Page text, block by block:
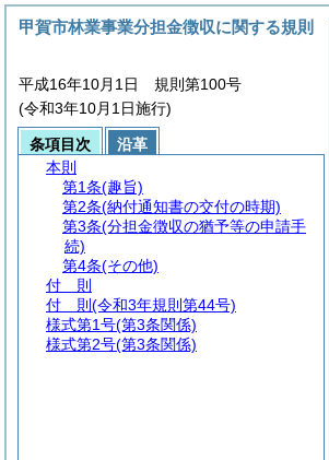
甲賀市林業事業分担金徴収に関する規則
平成16年10月1日 規則第100号
(令和3年10月1日施行)
条項目次
沿革
本則
第1条(趣旨)
第2条(納付通知書の交付の時期)
第3条(分担金徴収の猶予等の申請手
続)
第4条(その他)
付 則
付 則 (令和3年規則第44号)
様式第1号(第3条関係)
様式第2号(第3条関係)